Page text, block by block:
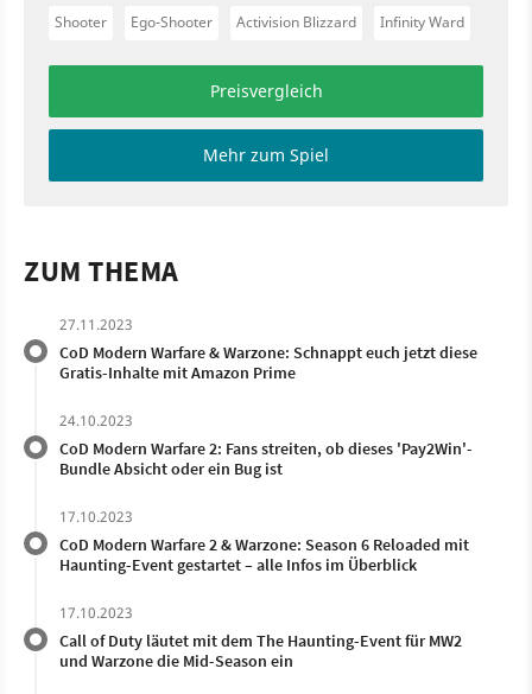
Shooter Ego-Shooter Activision Blizzard Infinity Ward
Preisvergleich
Mehr zum Spiel
ZUM THEMA
27.11.2023
CoD Modern Warfare & Warzone: Schnappt euch jetzt diese
Gratis-Inhalte mit Amazon Prime
24.10.2023
CoD Modern Warfare 2: Fans streiten, ob dieses 'Pay2Win'-
Bundle Absicht oder ein Bug ist
17.10.2023
CoD Modern Warfare 2 & Warzone: Season 6 Reloaded mit
Haunting-Event gestartet – alle Infos im Überblick
17.10.2023
Call of Duty läutet mit dem The Haunting-Event für MW2
und Warzone die Mid-Season ein